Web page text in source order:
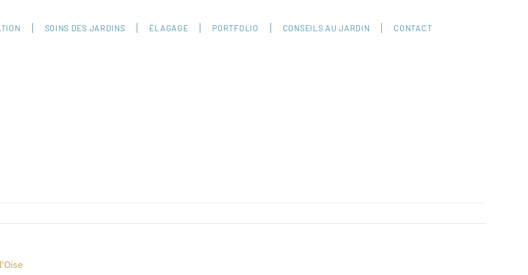
SOINS DES JARDINS ÉLAGAGE PORTFOLIO CONSEILS AU JARDIN CONTACT